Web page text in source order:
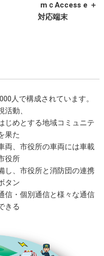
mｃAccess e ＋
対応端末
人で構成されています。
動、
じめとする地域コミュニテ
果た
両、市役所の車両には車載
役所
し、市役所と消防団の連携
タン
信・個別通信と様々な通信
きる